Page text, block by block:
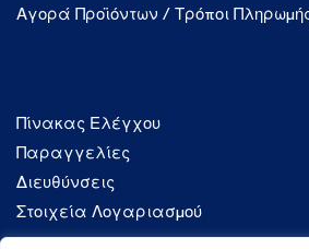
Αγορά Προϊόντων / Τρόποι
Πίνακας Ελέγχου
Παραγγελίες
Διευθύνσεις
Στοιχεία Λογαριασμού